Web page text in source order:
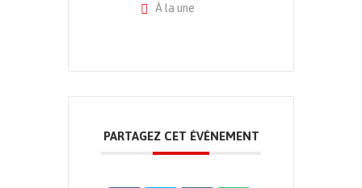
À la une
PARTAGEZ CET ÉVÉNEMENT